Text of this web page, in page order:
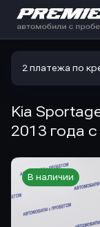
2 платежа по
Kia
2013 года
В наличии